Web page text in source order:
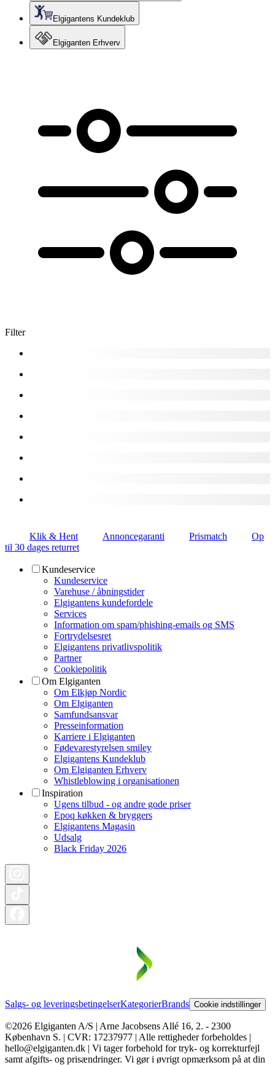
Elgigantens Kundeklub
Elgiganten Erhverv
Filter
Klik & Hent Annoncegaranti Prismatch
Op
til 30 dages returret
Kundeservice
Kundeservice
Varehuse / åbningstider
Elgigantens kundefordele
Services
Information om spam/phishing-emails og SMS
Fortrydelsesret
Elgigantens privatlivspolitik
Partner
Cookiepolitik
Om Elgiganten
Om Elkjøp Nordic
Om Elgiganten
Samfundsansvar
Presseinformation
Karriere i Elgiganten
Fødevarestyrelsen smiley
Elgigantens Kundeklub
Om Elgiganten Erhverv
Whistleblowing i organisationen
Inspiration
Ugens tilbud - og andre gode priser
Epoq køkken & bryggers
Elgigantens Magasin
Udsalg
Black Friday 2026
Salgs- og leveringsbetingelserKategorierBrands Cookie indstillinger
©2026 Elgiganten A/S | Arne Jacobsens Allé 16, 2. - 2300
København S. | CVR: 17237977 | Alle rettigheder forbeholdes |
hello@elgiganten.dk | Vi tager forbehold for tryk- og korrekturfejl
samt afgifts- og prisændringer. Vi gør i øvrigt opmærksom på at din